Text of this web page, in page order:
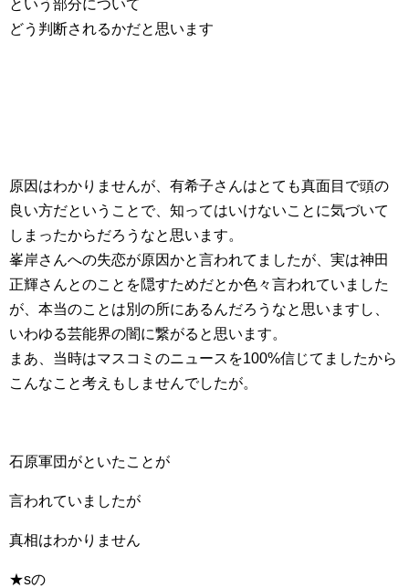
という部分について
どう判断されるかだと思います
原因はわかりませんが、有希子さんはとても真面目で頭の
良い方だということで、知ってはいけないことに気づいて
しまったからだろうなと思います。
峯岸さんへの失恋が原因かと言われてましたが、実は神田
正輝さんとのことを隠すためだとか色々言われていました
が、本当のことは別の所にあるんだろうなと思いますし、
いわゆる芸能界の闇に繋がると思います。
まあ、当時はマスコミのニュースを100%信じてましたから
こんなこと考えもしませんでしたが。
石原軍団がといたことが
言われていましたが
真相はわかりません
★sの